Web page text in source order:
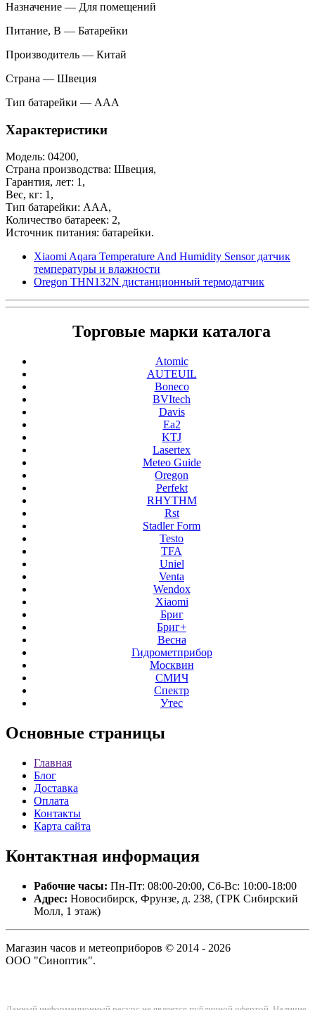
Назначение — Для помещений
Питание, В — Батарейки
Производитель — Китай
Страна — Швеция
Тип батарейки — ААА
Характеристики
Модель: 04200,
Страна производства: Швеция,
Гарантия, лет: 1,
Вес, кг: 1,
Тип батарейки: ААА,
Количество батареек: 2,
Источник питания: батарейки.
Xiaomi Aqara Temperature And Humidity Sensor датчик
температуры и влажности
Oregon THN132N дистанционный термодатчик
Торговые марки каталога
Atomic
AUTEUIL
Boneco
BVItech
Davis
Ea2
KTJ
Lasertex
Meteo Guide
Oregon
Perfekt
RHYTHM
Rst
Stadler Form
Testo
TFA
Uniel
Venta
Wendox
Xiaomi
Бриг
Бриг+
Весна
Гидрометприбор
Москвин
СМИЧ
Спектр
Утес
Основные страницы
Главная
Блог
Доставка
Оплата
Контакты
Карта сайта
Контактная информация
Рабочие часы: Пн-Пт: 08:00-20:00, Сб-Вс: 10:00-18:00
Адрес: Новосибирск, Фрунзе, д. 238, (ТРК Сибирский
Молл, 1 этаж)
Магазин часов и метеоприборов © 2014 - 2026
ООО "Синоптик".